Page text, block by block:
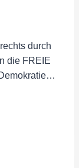
durch
die FREIE